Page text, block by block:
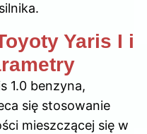
Yaris I i
1.0 benzyna,
się stosowanie
mieszczącej się w